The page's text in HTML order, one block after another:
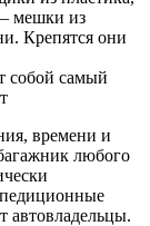
мешки из
Крепятся они
собой самый
времени и
любого
автовладельцы.